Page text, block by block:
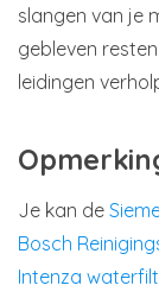
slangen van je
gebleven
leidingen
Je kan de
Bosch
Intenza